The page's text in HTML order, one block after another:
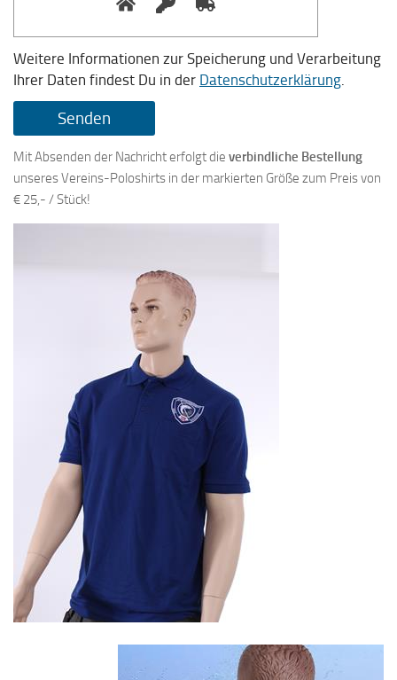
Weitere Informationen zur Speicherung und Verarbeitung
Ihrer Daten findest Du in der Datenschutzerklärung.
Mit Absenden der Nachricht erfolgt die verbindliche Bestellung
unseres Vereins-Poloshirts in der markierten Größe zum Preis von
€ 25,- / Stück!